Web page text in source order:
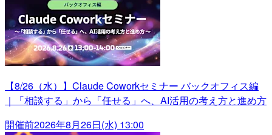
【8/26（水）】Claude Coworkセミナー バックオフィス編
｜「相談する」から「任せる」へ、AI活用の考え方と進め方
開催前2026年8月26日(水) 13:00